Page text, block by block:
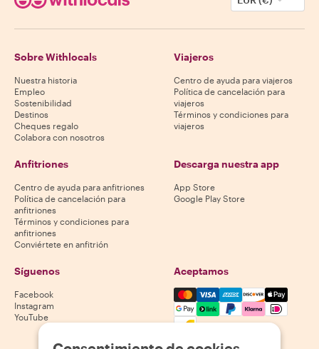
Sobre Withlocals
Nuestra historia
Empleo
Sostenibilidad
Destinos
Cheques regalo
Colabora con nosotros
Viajeros
Centro de ayuda para viajeros
Política de cancelación para
viajeros
Términos y condiciones para
viajeros
Anfitriones
Centro de ayuda para anfitriones
Política de cancelación para
anfitriones
Términos y condiciones para
anfitriones
Conviértete en anfitrión
Descarga nuestra app
App Store
Google Play Store
Síguenos
Facebook
Instagram
YouTube
Aceptamos
Mastercard, Visa, Amex,